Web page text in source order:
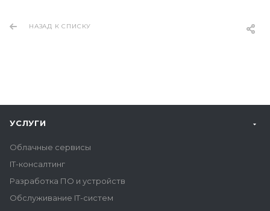
НАЗАД К СПИСКУ
УСЛУГИ
Облачные сервисы
IT-консалтинг
Разработка ПО и устройств
Обслуживание IT-систем